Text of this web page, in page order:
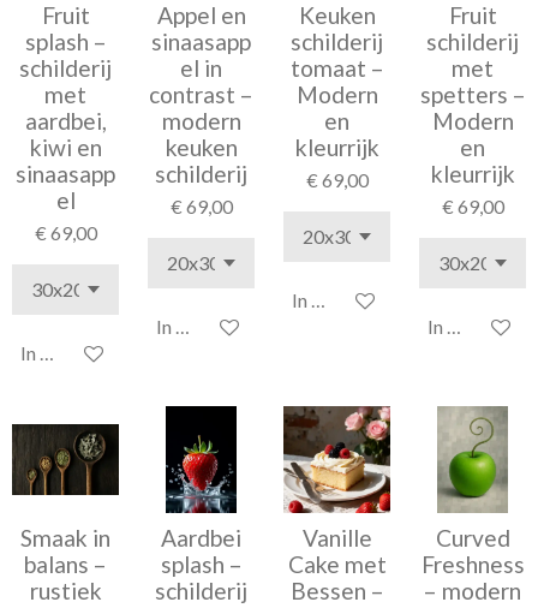
Fruit
splash –
schilderij
met
aardbei,
kiwi en
sinaasapp
el
€ 69,00
In winkelwagen
Appel en
sinaasapp
el in
contrast –
modern
keuken
schilderij
€ 69,00
In winkelwagen
Keuken
schilderij
tomaat –
Modern
en
kleurrijk
€ 69,00
In winkelwagen
Fruit
schilderij
met
spetters –
Modern
en
kleurrijk
€ 69,00
In
Smaak in
balans –
rustiek
Aardbei
splash –
schilderij
Vanille
Cake met
Bessen –
Curved
Freshness
– modern